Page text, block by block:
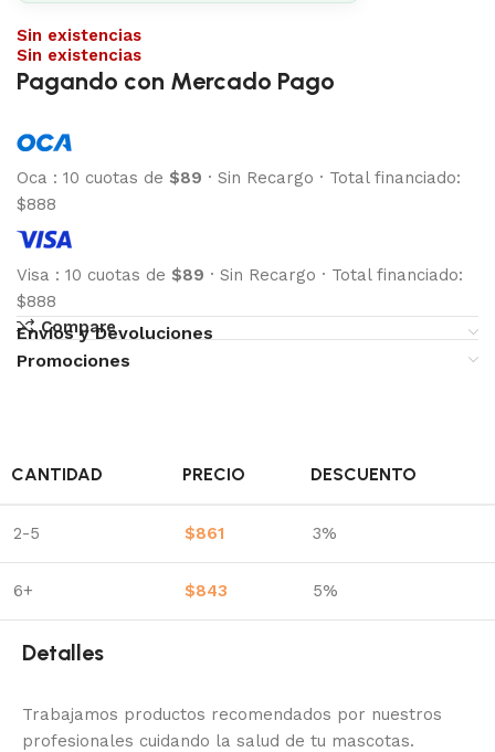
Sin existencias
Sin existencias
Pagando con Mercado Pago
Oca : 10 cuotas de $89 · Sin Recargo · Total financiado:
$888
Visa : 10 cuotas de $89 · Sin Recargo · Total financiado:
$888
Compare
Envíos y Devoluciones
Promociones
CANTIDAD PRECIO DESCUENTO
2-5 $861 3%
6+ $843 5%
Detalles
Trabajamos productos recomendados por nuestros
profesionales cuidando la salud de tu mascotas.